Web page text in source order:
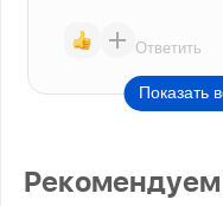
Ответить
Показать
Рекомендуем